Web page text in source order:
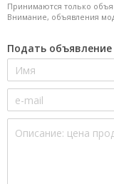
Принимаются только
Внимание, объявления
Подать